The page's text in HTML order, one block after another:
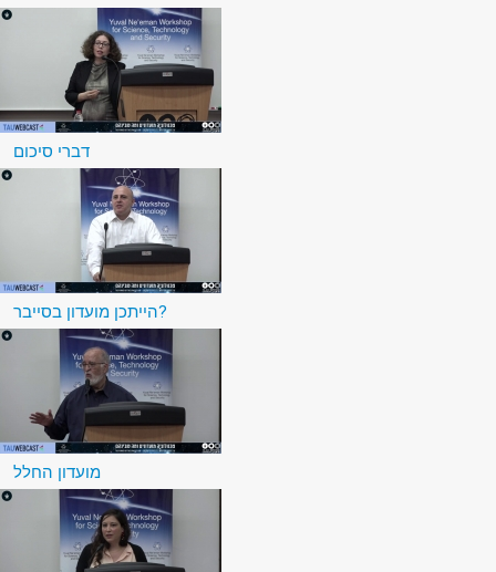
דברי סיכום
הייתכן מועדון בסייבר?
מועדון החלל